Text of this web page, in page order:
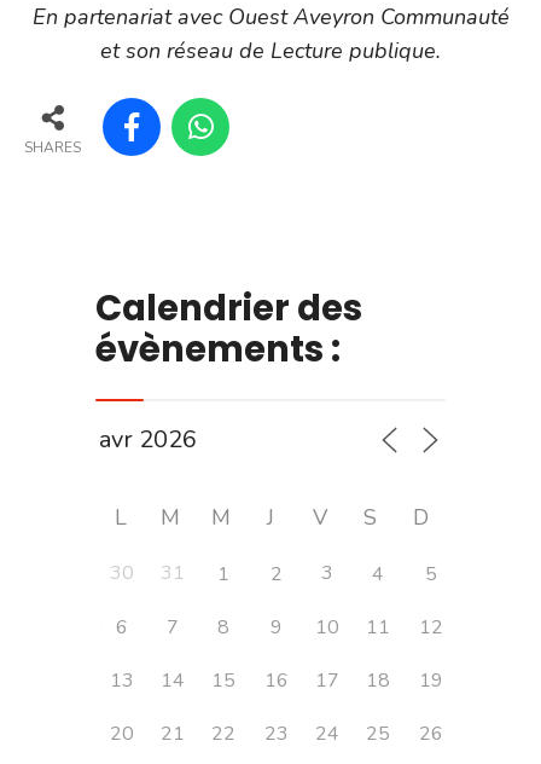
En partenariat avec Ouest Aveyron Communauté
et son réseau de Lecture publique.
SHARES
Calendrier des
évènements :
L M M J V S D
30 31 1 2 3 4
5
6
7 8 9 10 11
12
13
14 15 16 17 18
19
20
21 22 23 24 25
26